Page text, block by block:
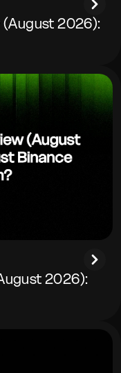
(August 2026):
2026):